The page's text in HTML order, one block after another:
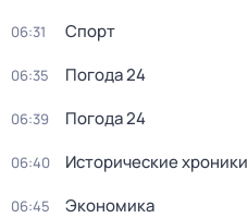
06:31 Спорт
06:35 Погода 24
06:39 Погода 24
06:40 Исторические хроники
06:45 Экономика